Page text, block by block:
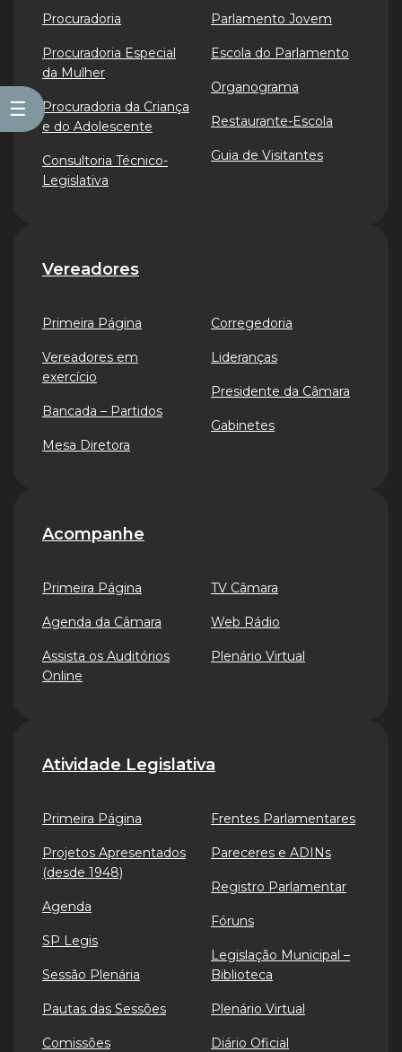
☰
Procuradoria
Procuradoria Especial
da Mulher
Procuradoria da Criança
e do Adolescente
Consultoria Técnico-
Legislativa
Parlamento Jovem
Escola do Parlamento
Organograma
Restaurante-Escola
Guia de Visitantes
Vereadores
Primeira Página
Vereadores em
exercício
Bancada – Partidos
Mesa Diretora
Corregedoria
Lideranças
Presidente da Câmara
Gabinetes
Acompanhe
Primeira Página
Agenda da Câmara
Assista os Auditórios
Online
TV Câmara
Web Rádio
Plenário Virtual
Atividade Legislativa
Primeira Página
Projetos Apresentados
(desde 1948)
Agenda
SP Legis
Sessão Plenária
Pautas das Sessões
Comissões
Frentes Parlamentares
Pareceres e ADINs
Registro Parlamentar
Fóruns
Legislação Municipal –
Biblioteca
Plenário Virtual
Diário Oficial